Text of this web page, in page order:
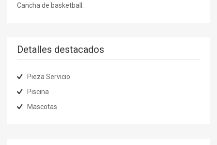
Cancha de basketball.
Detalles destacados
Pieza Servicio
Piscina
Mascotas